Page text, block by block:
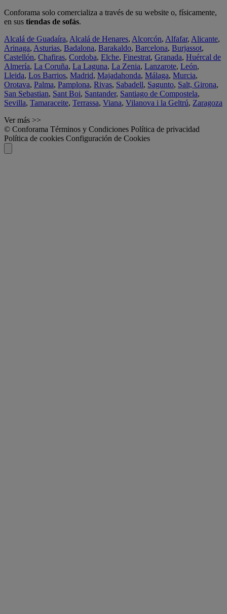
Conforama solo comercializa a través de su website o, físicamente,
en sus tiendas de sofás.
Alcalá de Guadaíra, Alcalá de Henares, Alcorcón, Alfafar, Alicante,
Arinaga, Asturias, Badalona, Barakaldo, Barcelona, Burjassot,
Castellón, Chafiras, Cordoba, Elche, Finestrat, Granada, Huércal de
Almería, La Coruña, La Laguna, La Zenia, Lanzarote, León,
Lleida, Los Barrios, Madrid, Majadahonda, Málaga, Murcia,
Orotava, Palma, Pamplona, Rivas, Sabadell, Sagunto, Salt, Girona,
San Sebastian, Sant Boi, Santander, Santiago de Compostela,
Sevilla, Tamaraceite, Terrassa, Viana, Vilanova i la Geltrú, Zaragoza
Ver más >>
© Conforama Términos y Condiciones Política de privacidad
Política de cookies Configuración de Cookies